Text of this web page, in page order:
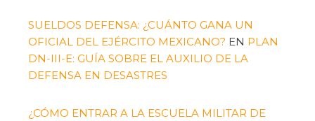
SUELDOS DEFENSA: ¿CUÁNTO GANA UN
OFICIAL DEL EJÉRCITO MEXICANO? EN PLAN
DN-III-E: GUÍA SOBRE EL AUXILIO DE LA
DEFENSA EN DESASTRES
¿CÓMO ENTRAR A LA ESCUELA MILITAR DE